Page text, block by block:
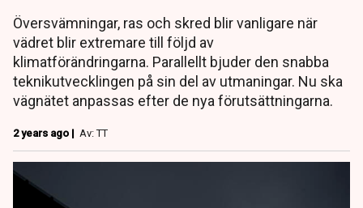
Översvämningar, ras och skred blir vanligare när
vädret blir extremare till följd av
klimatförändringarna. Parallellt bjuder den snabba
teknikutvecklingen på sin del av utmaningar. Nu ska
vägnätet anpassas efter de nya förutsättningarna.
2 years ago | Av: TT